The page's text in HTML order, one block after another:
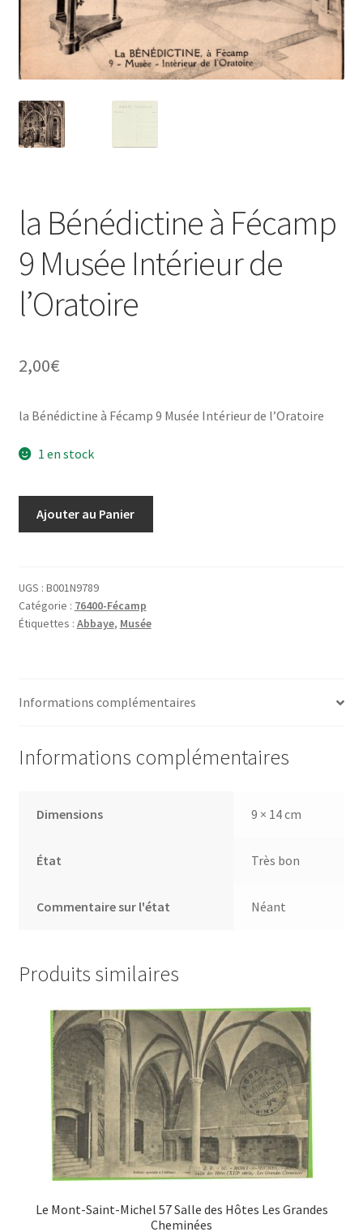
la Bénédictine à Fécamp
9 Musée Intérieur de
l’Oratoire
2,00€
la Bénédictine à Fécamp 9 Musée Intérieur de l’Oratoire
1 en stock
à
Fécamp
9
l'Oratoire
Ajouter au Panier
UGS : B001N9789
Catégorie : 76400-Fécamp
Étiquettes : Abbaye, Musée
Informations complémentaires
Informations complémentaires
Dimensions 9 × 14 cm
État Très bon
Commentaire sur l'état Néant
Produits similaires
Le Mont-Saint-Michel 57 Salle des Hôtes Les Grandes
Cheminées